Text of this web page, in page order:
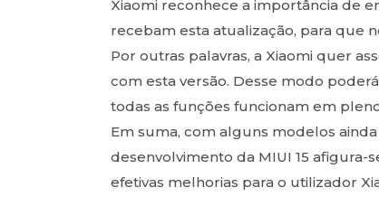
Xiaomi reconhece a importância de
recebam esta atualização, para que
Por outras palavras, a Xiaomi quer
com esta versão. Desse modo
todas as funções funcionam em
Em suma, com alguns modelos
desenvolvimento da MIUI 15
efetivas melhorias para o utilizador